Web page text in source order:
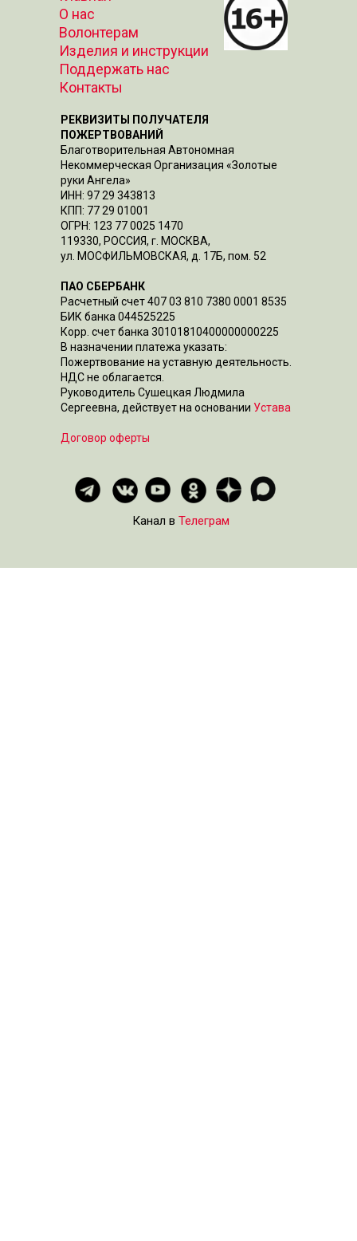
РЕКВИЗИТЫ ПОЛУЧАТЕЛЯ
ПОЖЕРТВОВАНИЙ
Благотворительная Автономная
Некоммерческая Организация «Золотые
руки Ангела»
ИНН: 97 29 343813
КПП: 77 29 01001
ОГРН: 123 77 0025 1470
119330, РОССИЯ, г. МОСКВА,
ул. МОСФИЛЬМОВСКАЯ, д. 17Б, пом. 52
ПАО СБЕРБАНК
Расчетный счет 407 03 810 7380 0001 8535
БИК банка 044525225
Корр. счет банка 30101810400000000225
В назначении платежа указать:
Пожертвование на уставную деятельность.
НДС не облагается.
Руководитель Сушецкая Людмила
Сергеевна, действует на основании Устава
Договор оферты
Канал в Телеграм
О нас
Волонтерам
Изделия и инструкции
Поддержать нас
Контакты